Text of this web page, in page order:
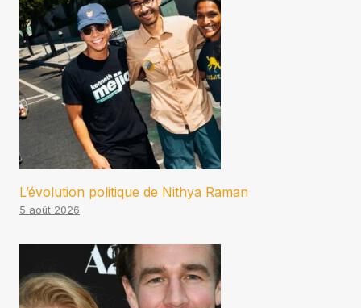
L’évolution politique de Nithya Raman
5 août 2026